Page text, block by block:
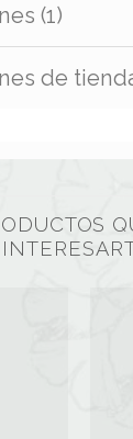
(1)
de